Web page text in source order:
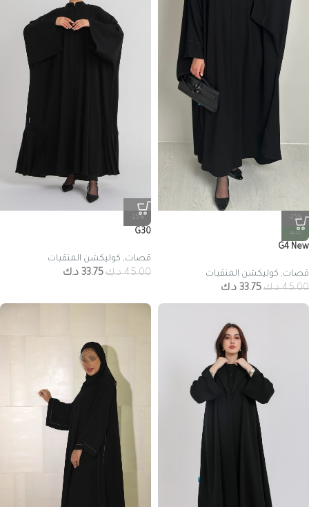
-25%
جديد
G4 New
قصات, كوليكشن المنقبات
45.00 د.ك33.75 د.ك
-25%
G30
قصات, كوليكشن المنقبات
45.00 د.ك33.75 د.ك